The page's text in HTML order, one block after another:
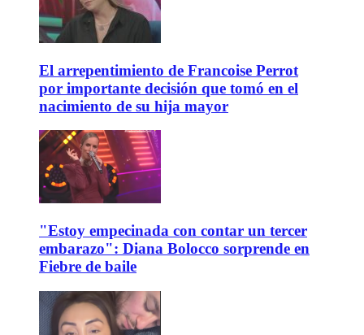
El arrepentimiento de Francoise Perrot
por importante decisión que tomó en el
nacimiento de su hija mayor
"Estoy empecinada con contar un tercer
embarazo": Diana Bolocco sorprende en
Fiebre de baile